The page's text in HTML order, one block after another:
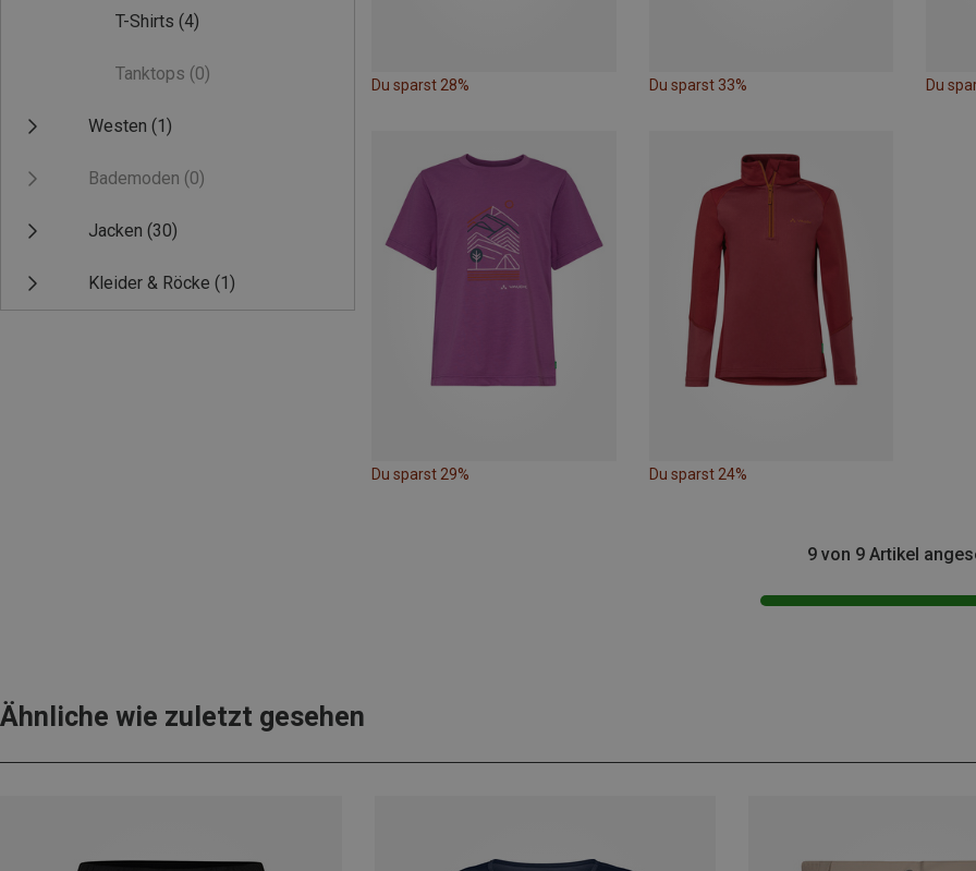
T-Shirts (4)
Tanktops (0)
Westen (1)
Bademoden (0)
Jacken (30)
Kleider & Röcke (1)
Du sparst 28% Du sparst 33% Du
Du sparst 29% Du sparst 24%
9 von 9 Artikel
Ähnliche wie zuletzt gesehen